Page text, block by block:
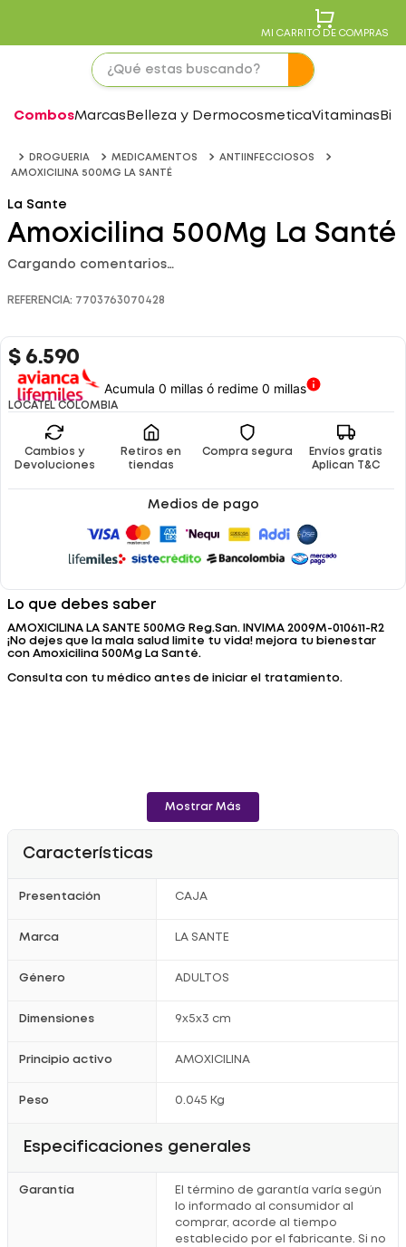
MI CARRITO DE COMPRAS
CombosMarcas Belleza y DermocosmeticaVitaminas
DROGUERIA MEDICAMENTOS
ANTIINFECCIOSOS
AMOXICILINA 500MG LA SANTÉ
La Sante
Amoxicilina 500Mg La Santé
Cargando comentarios…
REFERENCIA: 7703763070428
$ 6.590
Acumula 0 millas ó redime 0 millas
LOCATEL COLOMBIA
Cambios y
Devoluciones
Retiros en
tiendas
Compra segura
Envíos gratis
Aplican T&C
Medios de pago
Lo que debes saber
AMOXICILINA LA SANTE 500MG Reg.San. INVIMA 2009M-010611-R2
¡No dejes que la mala salud limite tu vida! mejora tu bienestar
con Amoxicilina 500Mg La Santé.
Consulta con tu médico antes de iniciar el tratamiento.
Mostrar Más
Características
Presentación CAJA
Marca LA SANTE
Género ADULTOS
Dimensiones 9x5x3 cm
Principio activo AMOXICILINA
Peso 0.045 Kg
Especificaciones generales
Garantía
El término de garantía varía según
lo informado al consumidor al
comprar, acorde al tiempo
establecido por el fabricante. Si no